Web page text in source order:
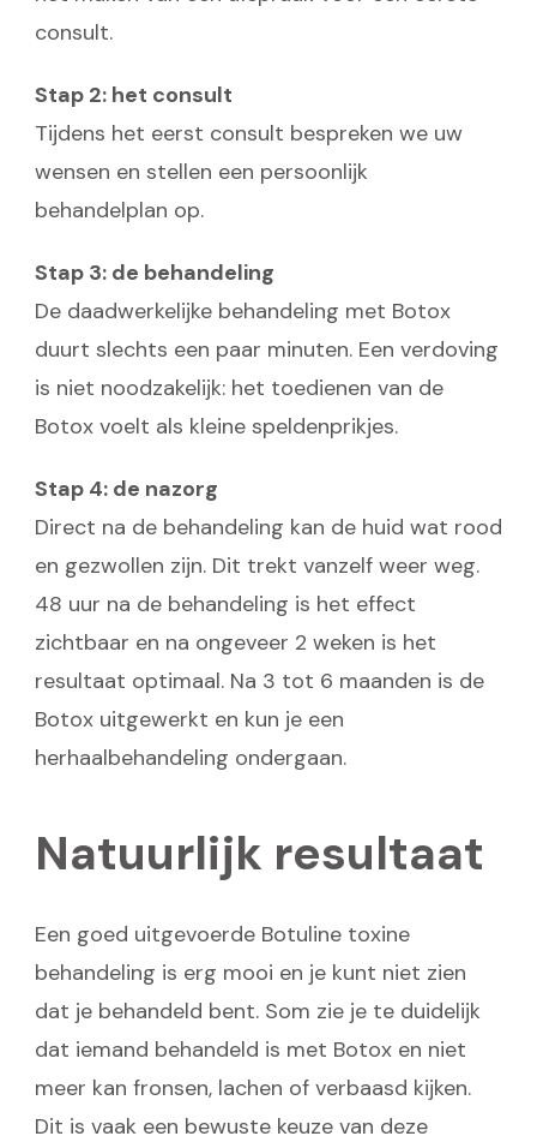
consult.
Stap 2: het consult
Tijdens het eerst consult bespreken we uw
wensen en stellen een persoonlijk
behandelplan op.
Stap 3: de behandeling
De daadwerkelijke behandeling met Botox
duurt slechts een paar minuten. Een verdoving
is niet noodzakelijk: het toedienen van de
Botox voelt als kleine speldenprikjes.
Stap 4: de nazorg
Direct na de behandeling kan de huid wat rood
en gezwollen zijn. Dit trekt vanzelf weer weg.
48 uur na de behandeling is het effect
zichtbaar en na ongeveer 2 weken is het
resultaat optimaal. Na 3 tot 6 maanden is de
Botox uitgewerkt en kun je een
herhaalbehandeling ondergaan.
Natuurlijk resultaat
Een goed uitgevoerde Botuline toxine
behandeling is erg mooi en je kunt niet zien
dat je behandeld bent. Som zie je te duidelijk
dat iemand behandeld is met Botox en niet
meer kan fronsen, lachen of verbaasd kijken.
Dit is vaak een bewuste keuze van deze